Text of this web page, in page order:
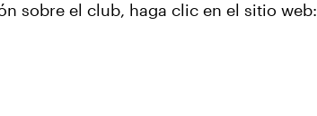
sobre el club, haga clic en el sitio web: